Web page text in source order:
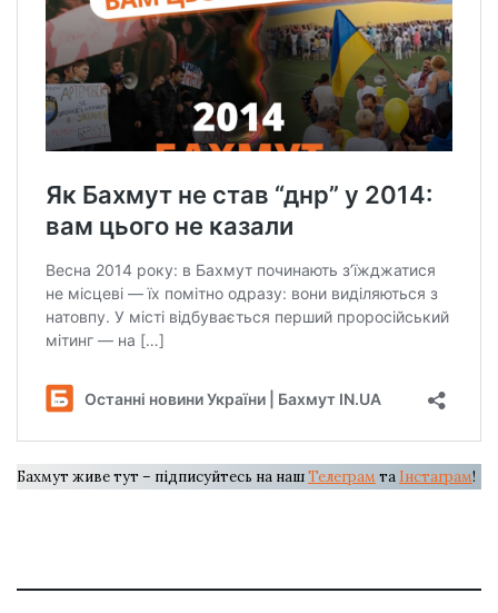
Бахмут живе тут – підписуйтесь на нашТелеграм та Інстаграм!